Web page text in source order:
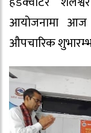
आयोजनामा
औपचारिक